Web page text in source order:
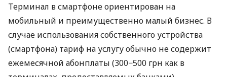
Терминал в смартфоне ориентирован на
мобильный и преимущественно малый бизнес. В
случае использования собственного устройства
(смартфона) тариф на услугу обычно не содержит
ежемесячной абонплаты (300−500 грн как в